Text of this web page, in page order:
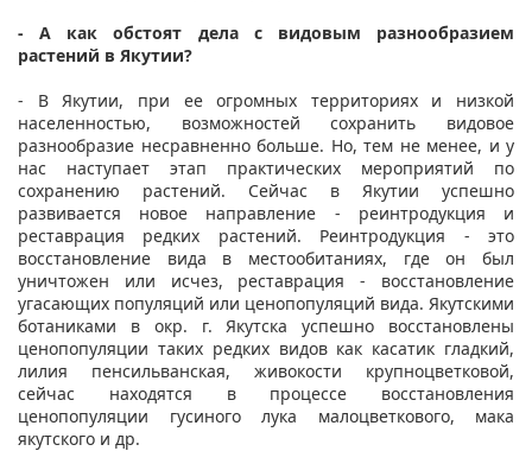
- А как обстоят дела с видовым разнообразием
растений в Якутии?
- В Якутии, при ее огромных территориях и низкой
населенностью, возможностей сохранить видовое
разнообразие несравненно больше. Но, тем не менее, и у
нас наступает этап практических мероприятий по
сохранению растений. Сейчас в Якутии успешно
развивается новое направление - реинтродукция и
реставрация редких растений. Реинтродукция - это
восстановление вида в местообитаниях, где он был
уничтожен или исчез, реставрация - восстановление
угасающих популяций или ценопопуляций вида. Якутскими
ботаниками в окр. г. Якутска успешно восстановлены
ценопопуляции таких редких видов как касатик гладкий,
лилия пенсильванская, живокости крупноцветковой,
сейчас находятся в процессе восстановления
ценопопуляции гусиного лука малоцветкового, мака
якутского и др.